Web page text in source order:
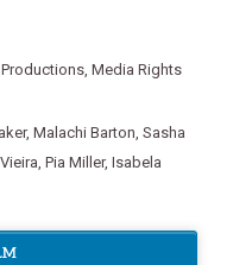
Productions, Media Rights
, Malachi Barton, Sasha
, Pia Miller, Isabela